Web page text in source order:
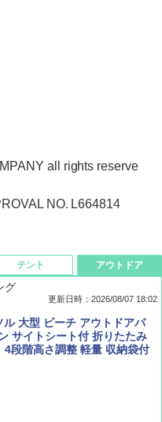
all rights reserve
NO. L664814
ン ２０２６年 ９月号 [雑
Ｙ ＦＡＮ)
完全版】
テント
レクション 山善] ポップアッ
いに広げて畳める パッとサ
ド キューブ フルクローズ メ
ワンタッチテント キャンプ
アウトドア
グ
更新日時：2026/08/07 18:02
ル 大型 ビーチ アウトドアパ
サイトシート付 折りたたみ
4段階高さ調整 軽量 収納袋付